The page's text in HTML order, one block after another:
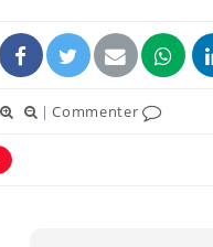
|Commenter